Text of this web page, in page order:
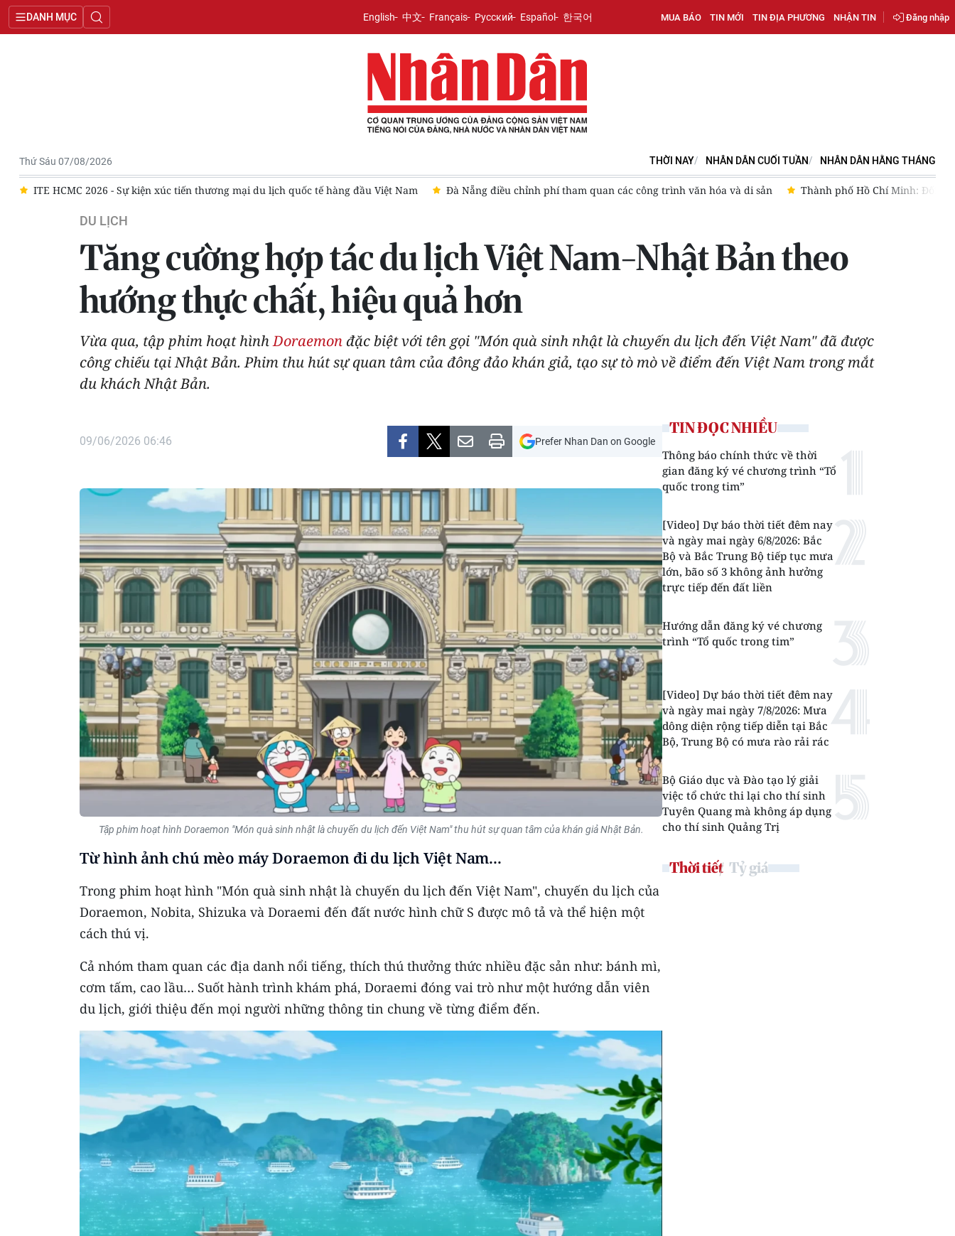
DANH MỤC English 中文 Français Русский Español 한국어 MUA BÁO TIN MỚI TIN ĐỊA PHƯƠNG NHẬN TIN Đăng nhập
Thứ Sáu 07/08/2026 THỜI NAY NHÂN DÂN CUỐI TUẦN NHÂN DÂN HẰNG THÁNG
du lịch quốc tế hàng đầu Việt Nam Đà Nẵng điều chỉnh phí tham quan các công trình văn hóa và di sản Thành phố Hồ Chí Minh: Đối thoại giải quyết vướng mắc về lĩnh vực du lịch
DU LỊCH
Tăng cường hợp tác du lịch Việt Nam-Nhật Bản theo
hướng thực chất, hiệu quả hơn
Vừa qua, tập phim hoạt hìnhDoraemonđặc biệt với tên gọi "Món quà sinh nhật là chuyến du lịch đến Việt Nam" đã được
công chiếu tại Nhật Bản. Phim thu hút sự quan tâm của đông đảo khán giả, tạo sự tò mò về điểm đến Việt Nam trong mắt
du khách Nhật Bản.
09/06/2026 06:46 Prefer Nhan Dan on Google
Tập phim hoạt hình Doraemon "Món quà sinh nhật là chuyến du lịch đến Việt Nam" thu hút sự quan tâm của khán giả Nhật Bản.
Từ hình ảnh chú mèo máy Doraemon đi du lịch Việt Nam...
Trong phim hoạt hình "Món quà sinh nhật là chuyến du lịch đến Việt Nam", chuyến du lịch của
Doraemon, Nobita, Shizuka và Doraemi đến đất nước hình chữ S được mô tả và thể hiện một
cách thú vị.
Cả nhóm tham quan các địa danh nổi tiếng, thích thú thưởng thức nhiều đặc sản như: bánh mì,
cơm tấm, cao lầu… Suốt hành trình khám phá, Doraemi đóng vai trò như một hướng dẫn viên
du lịch, giới thiệu đến mọi người những thông tin chung về từng điểm đến.
TIN ĐỌC NHIỀU
Thông báo chính thức về thời
gian đăng ký vé chương trình “Tổ
quốc trong tim”
[Video] Dự báo thời tiết đêm nay
và ngày mai ngày 6/8/2026: Bắc
Bộ và Bắc Trung Bộ tiếp tục mưa
lớn, bão số 3 không ảnh hưởng
trực tiếp đến đất liền
Hướng dẫn đăng ký vé chương
trình “Tổ quốc trong tim”
[Video] Dự báo thời tiết đêm nay
và ngày mai ngày 7/8/2026: Mưa
dông diện rộng tiếp diễn tại Bắc
Bộ, Trung Bộ có mưa rào rải rác
Bộ Giáo dục và Đào tạo lý giải
việc tổ chức thi lại cho thí sinh
Tuyên Quang mà không áp dụng
cho thí sinh Quảng Trị
Thời tiết Tỷ giá